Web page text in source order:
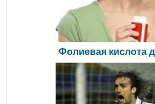
Фолиевая кислота